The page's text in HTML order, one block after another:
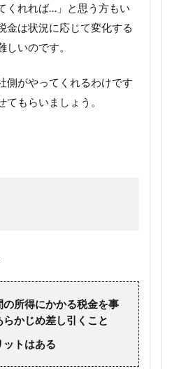
くれれば…」と思う方もい
金は状況に応じて変化する
しいのです。
側がやってくれるわけです
もらいましょう。
所得にかかる税金を事
かじめ差し引くこと
ットはある